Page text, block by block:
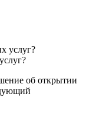
об открытии